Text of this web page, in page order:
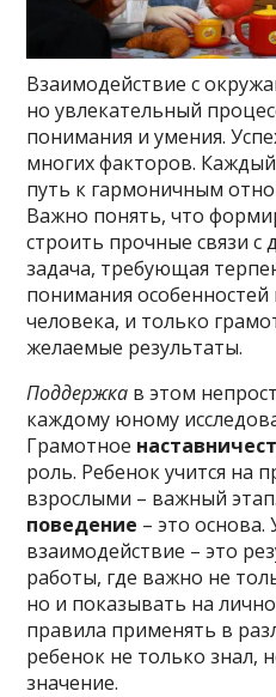
Взаимодействие с
но увлекательный
понимания и умения.
многих факторов.
путь к гармоничным
Важно понять, что
строить прочные связи
задача, требующая
понимания
человека, и только
желаемые результаты.
Поддержка в этом
каждому юному
Грамотное
роль. Ребенок учится на
взрослыми – важный
поведение – это
взаимодействие – это
работы, где важно не
но и показывать на
правила применять в
ребенок не только знал,
значение.